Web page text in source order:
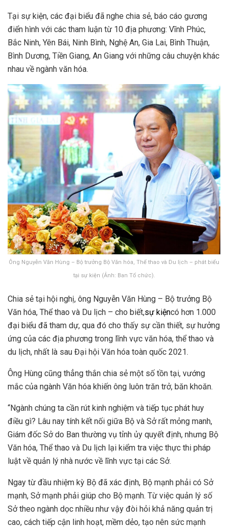
Tại sự kiện, các đại biểu đã nghe chia sẻ, báo cáo gương
điển hình với các tham luận từ 10 địa phương: Vĩnh Phúc,
Bắc Ninh, Yên Bái, Ninh Bình, Nghệ An, Gia Lai, Bình Thuận,
Bình Dương, Tiền Giang, An Giang với những câu chuyện khác
nhau về ngành văn hóa.
Ông Nguyễn Văn Hùng – Bộ trưởng Bộ Văn hóa, Thể thao và Du lịch – phát biểu
tại sự kiện (Ảnh: Ban Tổ chức).
Chia sẻ tại hội nghị, ông Nguyễn Văn Hùng – Bộ trưởng Bộ
Văn hóa, Thể thao và Du lịch – cho biết,sự kiệncó hơn 1.000
đại biểu đã tham dự, qua đó cho thấy sự cần thiết, sự hưởng
ứng của các địa phương trong lĩnh vực văn hóa, thể thao và
du lịch, nhất là sau Đại hội Văn hóa toàn quốc 2021.
Ông Hùng cũng thẳng thắn chia sẻ một số tồn tại, vướng
mắc của ngành Văn hóa khiến ông luôn trăn trở, băn khoăn.
“Ngành chúng ta cần rút kinh nghiệm và tiếp tục phát huy
điều gì? Lâu nay tính kết nối giữa Bộ và Sở rất mỏng manh,
Giám đốc Sở do Ban thường vụ tỉnh ủy quyết định, nhưng Bộ
Văn hóa, Thể thao và Du lịch lại kiểm tra việc thực thi pháp
luật về quản lý nhà nước về lĩnh vực tại các Sở.
Ngay từ đầu nhiệm kỳ Bộ đã xác định, Bộ mạnh phải có Sở
mạnh, Sở mạnh phải giúp cho Bộ mạnh. Từ việc quản lý số
Sở theo ngành dọc nhiều như vậy đòi hỏi khả năng quản trị
cao, cách tiếp cận linh hoạt, mềm dẻo, tạo nên sức mạnh